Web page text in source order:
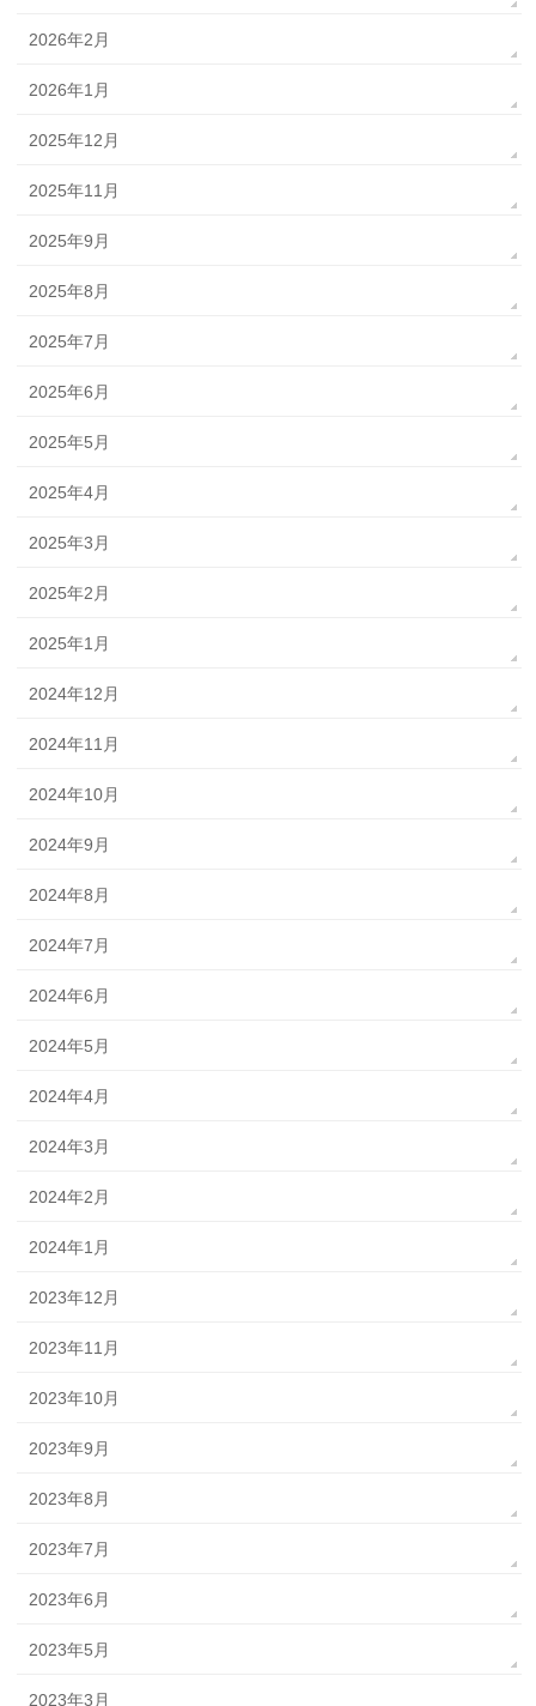
2026年2月
2026年1月
2025年12月
2025年11月
2025年9月
2025年8月
2025年7月
2025年6月
2025年5月
2025年4月
2025年3月
2025年2月
2025年1月
2024年12月
2024年11月
2024年10月
2024年9月
2024年8月
2024年7月
2024年6月
2024年5月
2024年4月
2024年3月
2024年2月
2024年1月
2023年12月
2023年11月
2023年10月
2023年9月
2023年8月
2023年7月
2023年6月
2023年5月
2023年3月